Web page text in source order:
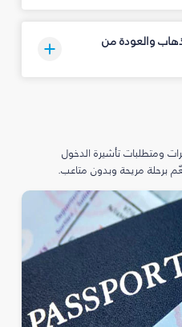
والعودة من
ومتطلبات تأشيرة الدخول
برحلة مريحة وبدون متاعب.